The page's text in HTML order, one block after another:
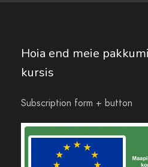
Hoia end meie
kursis
Subscription form + button